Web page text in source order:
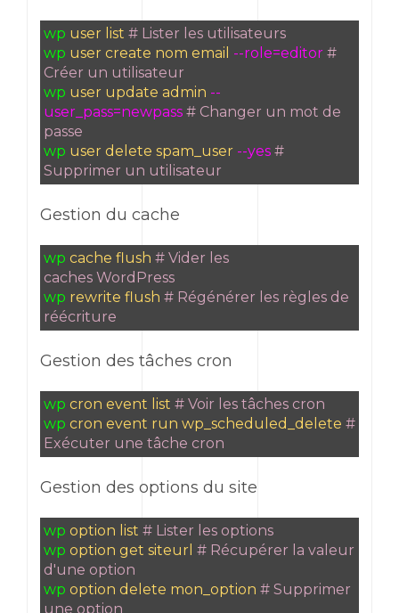
wp user list # Lister les utilisateurs
wp user create nom email --role=editor #
Créer un utilisateur
wp user update admin --
user_pass=newpass # Changer un mot de
passe
wp user delete spam_user --yes #
Supprimer un utilisateur
Gestion du cache
wp cache flush # Vider les
caches WordPress
wp rewrite flush # Régénérer les règles de
réécriture
Gestion des tâches cron
wp cron event list # Voir les tâches cron
wp cron event run wp_scheduled_delete #
Exécuter une tâche cron
Gestion des options du site
wp option list # Lister les options
wp option get siteurl # Récupérer la valeur
d'une option
wp option delete mon_option # Supprimer
une option